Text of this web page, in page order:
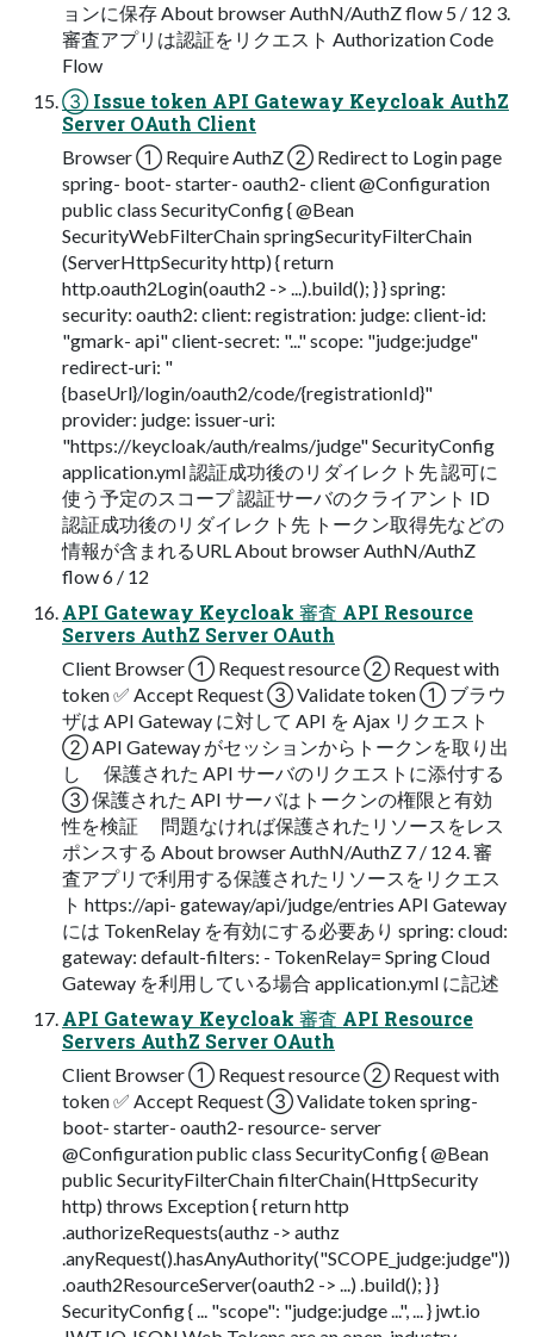
ョンに保存 About browser AuthN/AuthZ flow 5 / 12 3.
審査アプリは認証をリクエスト Authorization Code
Flow
③ Issue token API Gateway Keycloak AuthZ
Server OAuth Client
Browser ① Require AuthZ ② Redirect to Login page
spring-​ boot-​ starter-​ oauth2-​ client @Configuration
public class SecurityConfig { @Bean
SecurityWebFilterChain springSecurityFilterChain
(ServerHttpSecurity http) { return
http.oauth2Login(oauth2 -> ...).build(); } } spring:
security: oauth2: client: registration: judge: client-id:
"gmark-​ api" client-secret: "..." scope: "judge:judge"
redirect-uri: "​
{baseUrl}/login/oauth2/code/{registrationId}"
provider: judge: issuer-uri:
"https://keycloak/auth/realms/judge" SecurityConfig
application.yml 認証成功後のリダイレクト先 認可に
使う予定のスコープ 認証サーバのクライアント ID
認証成功後のリダイレクト先 トークン取得先などの
情報が含まれるURL About browser AuthN/AuthZ
flow 6 / 12
API Gateway Keycloak 審査 API Resource
Servers AuthZ Server OAuth
Client Browser ① Request resource ② Request with
token ✅ Accept Request ③ Validate token ① ブラウ
ザは API Gateway に対して API を Ajax リクエスト
② API Gateway がセッションからトークンを取り出
し 保護された API サーバのリクエストに添付する
③ 保護された API サーバはトークンの権限と有効
性を検証 問題なければ保護されたリソースをレス
ポンスする About browser AuthN/AuthZ 7 / 12 4. 審
査アプリで利用する保護されたリソースをリクエス
ト https://api-​ gateway/api/judge/entries API Gateway
には TokenRelay を有効にする必要あり spring: cloud:
gateway: default-filters: - TokenRelay= Spring Cloud
Gateway を利用している場合 application.yml に記述
API Gateway Keycloak 審査 API Resource
Servers AuthZ Server OAuth
Client Browser ① Request resource ② Request with
token ✅ Accept Request ③ Validate token spring-​
boot-​ starter-​ oauth2-​ resource-​ server
@Configuration public class SecurityConfig { @Bean
public SecurityFilterChain filterChain(HttpSecurity
http) throws Exception { return http
.authorizeRequests(authz -> authz
.anyRequest().hasAnyAuthority("SCOPE_judge:judge"))
.oauth2ResourceServer(oauth2 -> ...) .build(); } }
SecurityConfig { ... "scope": "judge:judge ...", ... } jwt.io